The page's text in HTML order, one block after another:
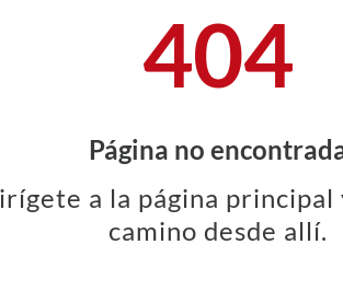
404
Página no
a la página principal
camino desde allí.